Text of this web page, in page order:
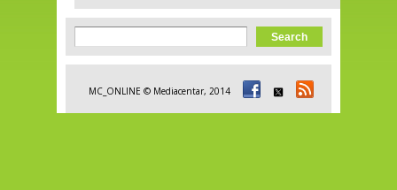
Search form
Search
MC_ONLINE © Mediacentar, 2014